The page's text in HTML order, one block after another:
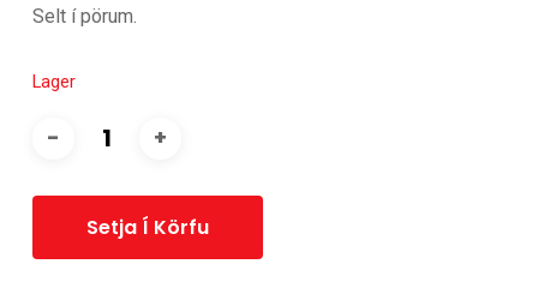
Selt í pörum.
Lager
Setja Í Körfu